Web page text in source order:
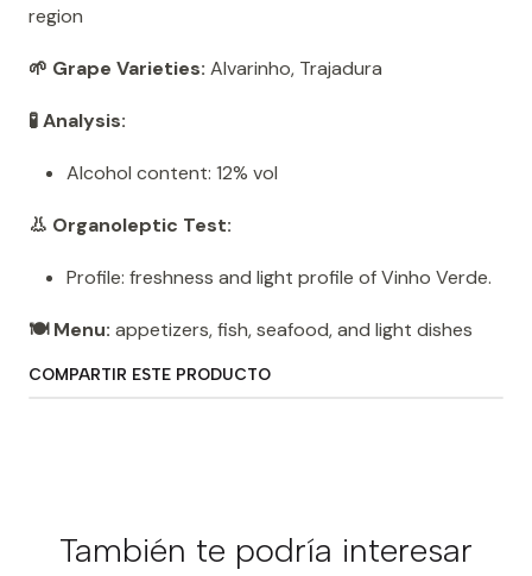
region
🌱 Grape Varieties: Alvarinho, Trajadura
🧪 Analysis:
Alcohol content: 12% vol
👃 Organoleptic Test:
Profile: freshness and light profile of Vinho Verde.
🍽️ Menu: appetizers, fish, seafood, and light dishes
COMPARTIR ESTE PRODUCTO
También te podría interesar